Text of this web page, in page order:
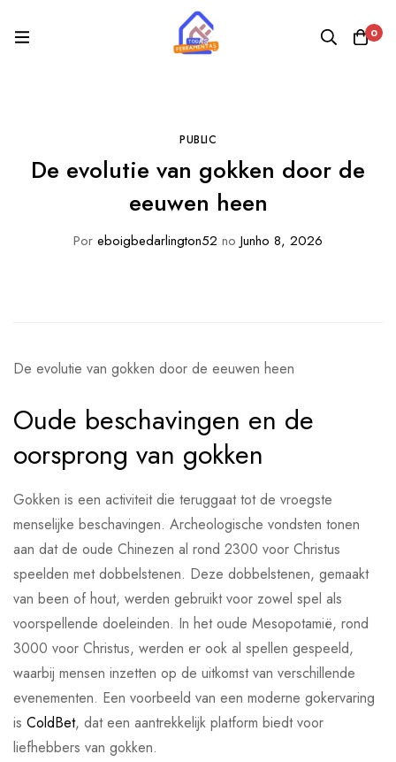
0
PUBLIC
De evolutie van gokken door de
eeuwen heen
Por eboigbedarlington52 no Junho 8, 2026
De evolutie van gokken door de eeuwen heen
Oude beschavingen en de
oorsprong van gokken
Gokken is een activiteit die teruggaat tot de vroegste
menselijke beschavingen. Archeologische vondsten tonen
aan dat de oude Chinezen al rond 2300 voor Christus
speelden met dobbelstenen. Deze dobbelstenen, gemaakt
van been of hout, werden gebruikt voor zowel spel als
voorspellende doeleinden. In het oude Mesopotamië, rond
3000 voor Christus, werden er ook al spellen gespeeld,
waarbij mensen inzetten op de uitkomst van verschillende
evenementen. Een voorbeeld van een moderne gokervaring
is ColdBet, dat een aantrekkelijk platform biedt voor
liefhebbers van gokken.